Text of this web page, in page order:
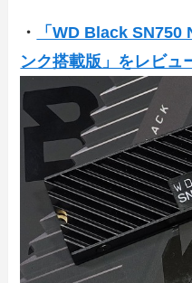
・
「WD Black SN750
ンク搭載版」をレビュ